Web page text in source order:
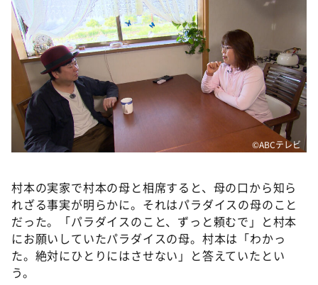
©ABCテレビ
村本の実家で村本の母と相席すると、母の口から知ら
れざる事実が明らかに。それはパラダイスの母のこと
だった。「パラダイスのこと、ずっと頼むで」と村本
にお願いしていたパラダイスの母。村本は「わかっ
た。絶対にひとりにはさせない」と答えていたとい
う。